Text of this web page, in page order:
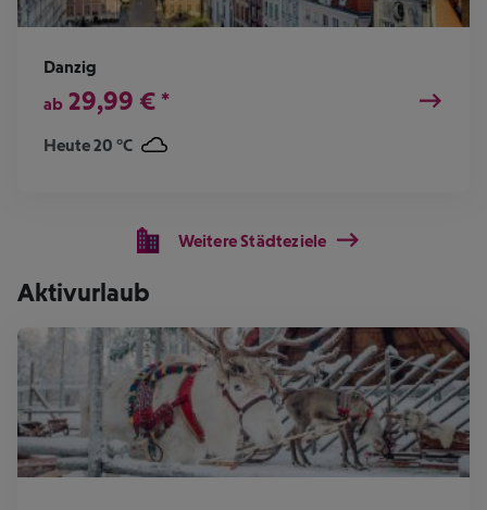
Danzig
ab 29,99 € *
Heute 20 °C
Weitere Städteziele
Aktivurlaub